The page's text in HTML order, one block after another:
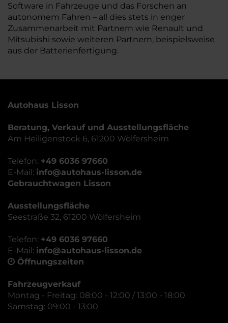
Software in Fahrzeuge und das Forschen an
autonomem Fahren – all dies stets in enger
Zusammenarbeit mit Partnern wie Renault und
Mitsubishi sowie weiteren Partnern, beispielsweise
aus der Batterienfertigung.
Autohaus Lisson
Beratung, Verkauf und Ausstellungsfläche
Am Heiligenstock 6, 61200 Wölfersheim
Telefon: +49 6036 97660
E-Mail: info@autohaus-lisson.de
Gebrauchtwagen Lisson
Ausstellungsfläche
Seestraße 32, 61200 Wölfersheim
Telefon: +49 6036 97660
E-Mail: info@autohaus-lisson.de
Öffnungszeiten
Fahrzeugverkauf
Montag - Freitag: 08:00 - 12:00 / 13:00 - 18:00
Samstag: 09:00 - 13:00